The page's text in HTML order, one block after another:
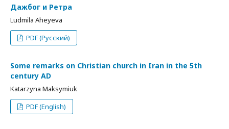
Дажбог и Ретра
Ludmila Aheyeva
PDF (Русский)
Some remarks on Christian church in Iran in the 5th
century AD
Katarzyna Maksymiuk
PDF (English)